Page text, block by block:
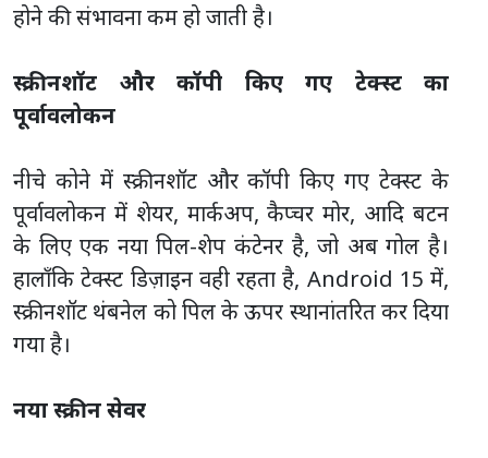
होने की संभावना कम हो जाती है।
स्क्रीनशॉट और कॉपी किए गए टेक्स्ट का
पूर्वावलोकन
नीचे कोने में स्क्रीनशॉट और कॉपी किए गए टेक्स्ट के
पूर्वावलोकन में शेयर, मार्कअप, कैप्चर मोर, आदि बटन
के लिए एक नया पिल-शेप कंटेनर है, जो अब गोल है।
हालाँकि टेक्स्ट डिज़ाइन वही रहता है, Android 15 में,
स्क्रीनशॉट थंबनेल को पिल के ऊपर स्थानांतरित कर दिया
गया है।
नया स्क्रीन सेवर